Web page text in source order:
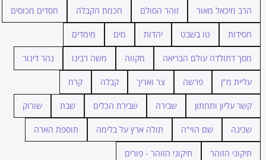
הרב מיכאל מאור זוהר הסולם חכמת הקבלה חסדים מכוסים
חסידות טו בשבט יהדות מים מימדים
מסך דתולדה עולם הבריאה מקווה משה רבינו נהר דינור
עליית מ"ן פרשה צר ואריך קבלה קרח
קשר עליון ותחתון שבירה שבירת הכלים שבת שורוק
שכינה שם הוי"ה תולה ארץ על בלימה תוספת הארה
תיקוני הזוהר תיקוני הזוהר - פורים